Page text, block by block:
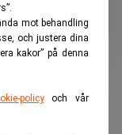
mot behandling
och justera dina
kakor” på denna
policyoch vår